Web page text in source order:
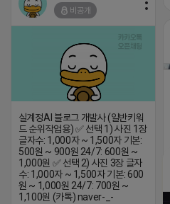
비공개
실계정AI 블로그 개발사 (일반키워
드 순위작업용) ✅ 선택 1) 사진 1장
글자수: 1,000자 ~ 1,500자 기본:
500원 ~ 900원 24/7: 600원 ~
1,000원 ✅ 선택 2) 사진 3장 글자
수: 1,000자 ~ 1,500자 기본: 600
원 ~ 1,000원 24/7: 700원 ~
1,100원 (카톡) naver-_-